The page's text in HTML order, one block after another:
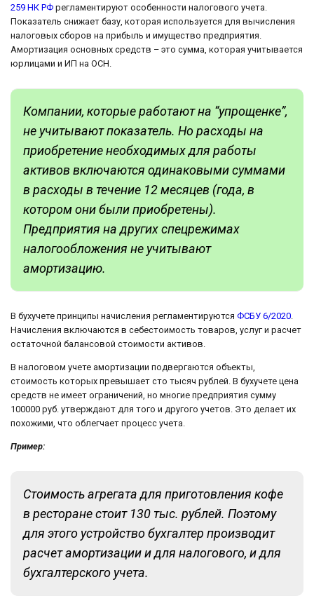
259 НК РФ регламентируют особенности налогового учета.
Показатель снижает базу, которая используется для вычисления
налоговых сборов на прибыль и имущество предприятия.
Амортизация основных средств – это сумма, которая учитывается
юрлицами и ИП на ОСН.
Компании, которые работают на “упрощенке”,
не учитывают показатель. Но расходы на
приобретение необходимых для работы
активов включаются одинаковыми суммами
в расходы в течение 12 месяцев (года, в
котором они были приобретены).
Предприятия на других спецрежимах
налогообложения не учитывают
амортизацию.
В бухучете принципы начисления регламентируются ФСБУ 6/2020
Начисления включаются в себестоимость товаров, услуг и расчет
остаточной балансовой стоимости активов.
В налоговом учете амортизации подвергаются объекты,
стоимость которых превышает сто тысяч рублей. В бухучете цена
средств не имеет ограничений, но многие предприятия сумму
100000 руб. утверждают для того и другого учетов. Это делает их
похожими, что облегчает процесс учета.
Пример:
Стоимость агрегата для приготовления кофе
в ресторане стоит 130 тыс. рублей. Поэтому
для этого устройство бухгалтер производит
расчет амортизации и для налогового, и для
бухгалтерского учета.